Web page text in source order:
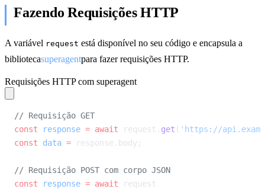
Fazendo Requisições HTTP
A variável request está disponível no seu código e encapsula a
bibliotecasuperagentpara fazer requisições HTTP.
Requisições HTTP com superagent
// Requisição GET
const response = await request. get ( 'https://
const data = response.body;
// Requisição POST com corpo JSON
const response = await request